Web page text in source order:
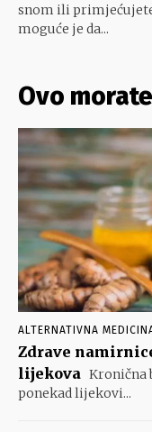
snom ili
moguće je da...
Ovo
ALTERNATIVNA
Zdrave
lijekova Kronična
ponekad lijekovi...